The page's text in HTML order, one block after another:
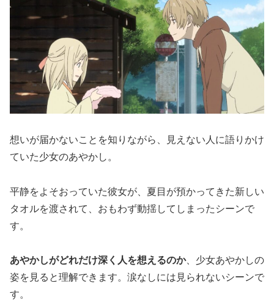
想いが届かないことを知りながら、見えない人に語りかけ
ていた少女のあやかし。
平静をよそおっていた彼女が、夏目が預かってきた新しい
タオルを渡されて、おもわず動揺してしまったシーンで
す。
あやかしがどれだけ深く人を想えるのか、少女あやかしの
姿を見ると理解できます。涙なしには見られないシーンで
す。